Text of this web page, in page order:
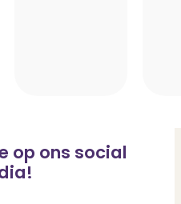
op ons social